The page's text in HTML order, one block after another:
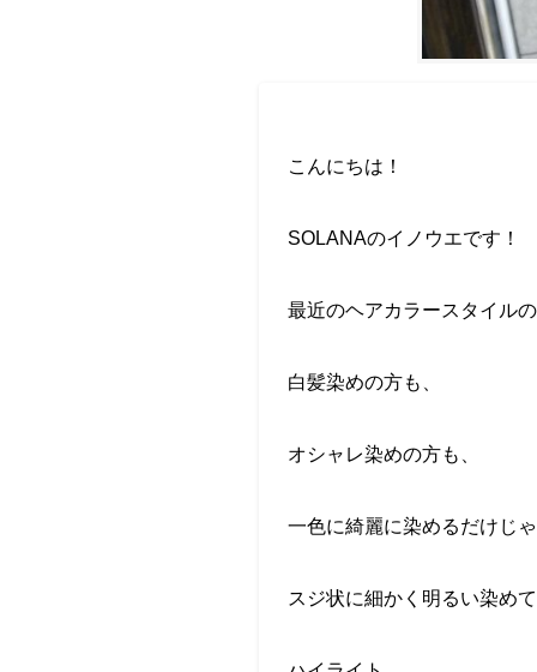
こんにちは！
SOLANAのイノウエです！
最近のヘアカラースタイル
白髪染めの方も、
オシャレ染めの方も、
一色に綺麗に染めるだけじ
スジ状に細かく明るい染め